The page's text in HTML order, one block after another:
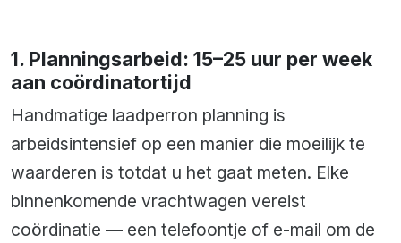
1. Planningsarbeid: 15–25 uur per week
aan coördinatortijd
Handmatige laadperron planning is
arbeidsintensief op een manier die moeilijk te
waarderen is totdat u het gaat meten. Elke
binnenkomende vrachtwagen vereist
coördinatie — een telefoontje of e-mail om de